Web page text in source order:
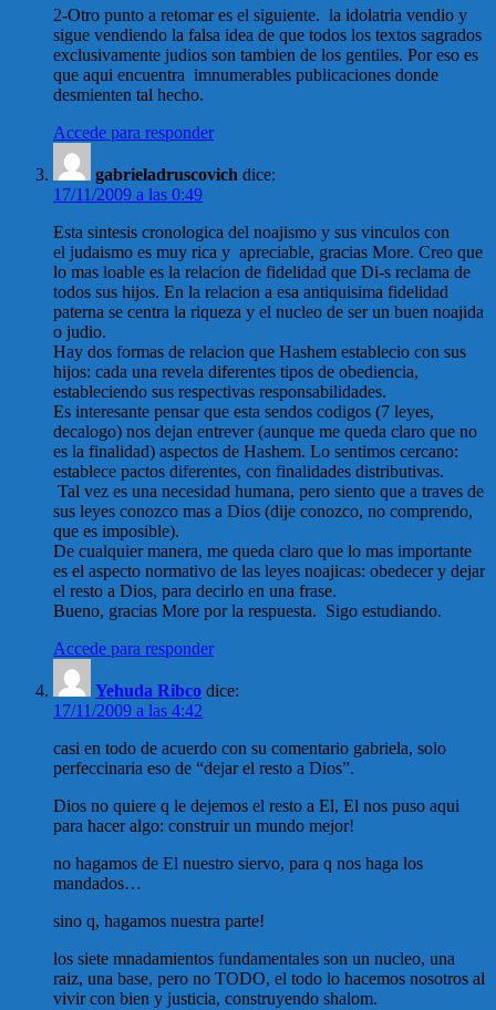
2-Otro punto a retomar es el siguiente. la idolatria vendio y
sigue vendiendo la falsa idea de que todos los textos sagrados
exclusivamente judios son tambien de los gentiles. Por eso es
que aqui encuentra imnumerables publicaciones donde
desmienten tal hecho.
Accede para responder
gabrieladruscovich dice:
17/11/2009 a las 0:49
Esta sintesis cronologica del noajismo y sus vinculos con
el judaismo es muy rica y apreciable, gracias More. Creo que
lo mas loable es la relacion de fidelidad que Di-s reclama de
todos sus hijos. En la relacion a esa antiquisima fidelidad
paterna se centra la riqueza y el nucleo de ser un buen noajida
o judio.
Hay dos formas de relacion que Hashem establecio con sus
hijos: cada una revela diferentes tipos de obediencia,
estableciendo sus respectivas responsabilidades.
Es interesante pensar que esta sendos codigos (7 leyes,
decalogo) nos dejan entrever (aunque me queda claro que no
es la finalidad) aspectos de Hashem. Lo sentimos cercano:
establece pactos diferentes, con finalidades distributivas.
Tal vez es una necesidad humana, pero siento que a traves de
sus leyes conozco mas a Dios (dije conozco, no comprendo,
que es imposible).
De cualquier manera, me queda claro que lo mas importante
es el aspecto normativo de las leyes noajicas: obedecer y dejar
el resto a Dios, para decirlo en una frase.
Bueno, gracias More por la respuesta. Sigo estudiando.
Accede para responder
Yehuda Ribco dice:
17/11/2009 a las 4:42
casi en todo de acuerdo con su comentario gabriela, solo
perfeccinaria eso de “dejar el resto a Dios”.
Dios no quiere q le dejemos el resto a El, El nos puso aqui
para hacer algo: construir un mundo mejor!
no hagamos de El nuestro siervo, para q nos haga los
mandados…
sino q, hagamos nuestra parte!
los siete mnadamientos fundamentales son un nucleo, una
raiz, una base, pero no TODO, el todo lo hacemos nosotros al
vivir con bien y justicia, construyendo shalom.